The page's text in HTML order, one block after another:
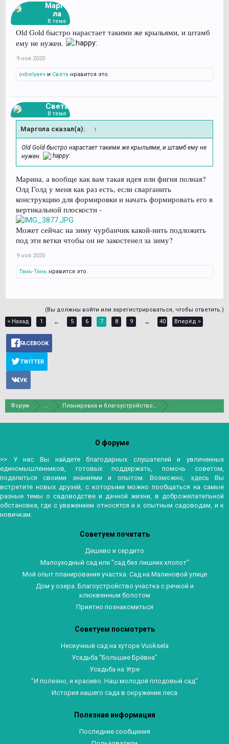
Марго
ла
В теме
Old Gold быстро нарастает такими же крыльями, и штамб
ему не нужен.
9 ноя 2020
ovbelyaev и Света нравится это.
Света
В теме
Маргола сказал(а): ↑
Old Gold быстро нарастает такими же крыльями, и штамб ему не
нужен.
Марина, а вообще как вам такая идея или фигня полная?
Олд Голд у меня как раз есть, если сварганить
конструкцию для формировки и начать формировать его в
вертикальной плоскости -
Может сейчас на зиму чурбанчик какой-нить подложить
под эти ветки чтобы он не закостенел за зиму?
9 ноя 2020
Тань-Тань нравится это.
(Вы должны войти или зарегистрироваться, чтобы ответить.)
< Назад
1 ← 5 6 7 8 9 → 40 Вперёд >
FACEBOOK
TWITTER
VK
Форум Планировка и благоустройство участка
О форуме
>> У нас Вы найдете благодарных слушателей и увлеченных
единомышленников, готовых поддержать, помочь советом,
поделиться своими знаниями и опытом. Возможно, здесь Вы
встретите новых друзей, с которыми можно пообщаться на самые
разные темы о садоводстве и дачной жизни, в доброжелательной
обстановке, где с уважением относятся и к опытным садоводам, и к
новичкам.
Советуем почитать
Дешево и сердито
Малоуходный сад или "сад без лишних хлопот"
Мой опыт планирования участка. Сад на Малиновой улице
Дом у озера. Благоустройство участка с речкой и
клюквенным болотом
Приятно познакомиться
Советуем посмотреть
Нескучный сад на хуторе Vuoksela
Усадьба "Большие Брёвна"
Усадьба на Угре
"И полезно, и красиво. Наш молодой плодовый сад"
История нашего сада в окружении леса
Полезная информация
Последние сообщения